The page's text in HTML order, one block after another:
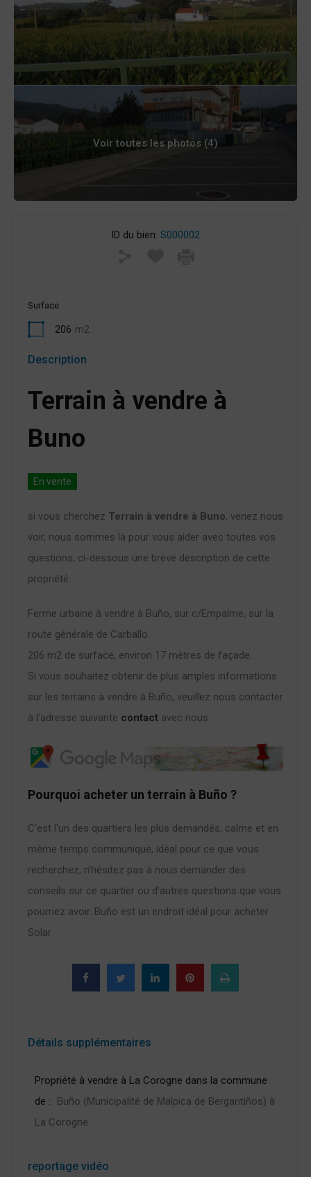
Voir toutes les photos (4)
ID du bien: S000002
Surface
206 m2
Description
Terrain à vendre à
Buno
En vente
si vous cherchez Terrain à vendre à Buno, venez nous
voir, nous sommes là pour vous aider avec toutes vos
questions, ci-dessous une brève description de cette
propriété.
Ferme urbaine à vendre à Buño, sur c/Empalme, sur la
route générale de Carballo.
206 m2 de surface, environ 17 mètres de façade.
Si vous souhaitez obtenir de plus amples informations
sur les terrains à vendre à Buño, veuillez nous contacter
à l'adresse suivante contact avec nous.
Pourquoi acheter un terrain à Buño ?
C'est l'un des quartiers les plus demandés, calme et en
même temps communiqué, idéal pour ce que vous
recherchez, n'hésitez pas à nous demander des
conseils sur ce quartier ou d'autres questions que vous
pourriez avoir. Buño est un endroit idéal pour acheter
Solar
Détails supplémentaires
Propriété à vendre à La Corogne dans la commune
de :
Buño (Municipalité de Malpica de Bergantiños) à
La Corogne
reportage vidéo